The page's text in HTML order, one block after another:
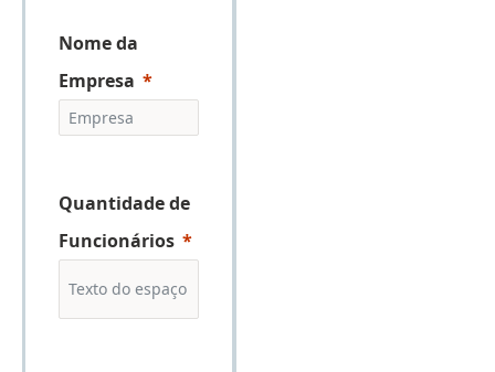
Nome da
Empresa
Quantidade de
Funcionários